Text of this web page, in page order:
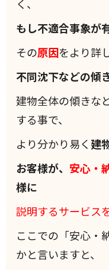
く、
もし不適合事象が
その原因をより詳
不同沈下などの傾
建物全体の傾きな
する事で、
より分かり易く 建
お客様が、 安心・
様に
説明するサービス
ここでの「安心・
かと言いますと、